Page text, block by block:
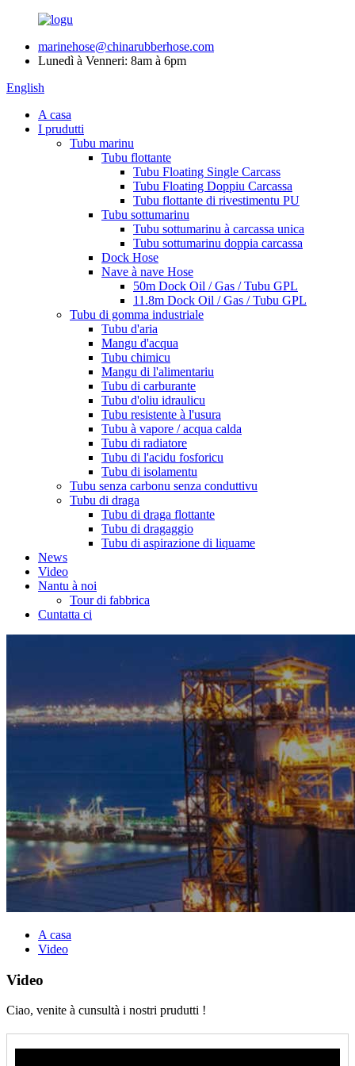
marinehose@chinarubberhose.com
Lunedì à Venneri: 8am à 6pm
English
A casa
I prudutti
Tubu marinu
Tubu flottante
Tubu Floating Single Carcass
Tubu Floating Doppiu Carcassa
Tubu flottante di rivestimentu PU
Tubu sottumarinu
Tubu sottumarinu à carcassa unica
Tubu sottumarinu doppia carcassa
Dock Hose
Nave à nave Hose
50m Dock Oil / Gas / Tubu GPL
11.8m Dock Oil / Gas / Tubu GPL
Tubu di gomma industriale
Tubu d'aria
Mangu d'acqua
Tubu chimicu
Mangu di l'alimentariu
Tubu di carburante
Tubu d'oliu idraulicu
Tubu resistente à l'usura
Tubu à vapore / acqua calda
Tubu di radiatore
Tubu di l'acidu fosforicu
Tubu di isolamentu
Tubu senza carbonu senza conduttivu
Tubu di draga
Tubu di draga flottante
Tubu di dragaggio
Tubu di aspirazione di liquame
News
Video
Nantu à noi
Tour di fabbrica
Cuntatta ci
A casa
Video
Video
Ciao, venite à cunsultà i nostri prudutti !